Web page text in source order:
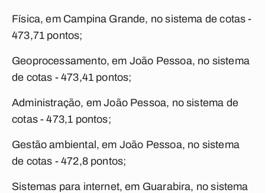
Física, em Campina Grande, no sistema de cotas -
473,71 pontos;
Geoprocessamento, em João Pessoa, no sistema
de cotas - 473,41 pontos;
Administração, em João Pessoa, no sistema de
cotas - 473,1 pontos;
Gestão ambiental, em João Pessoa, no sistema
de cotas - 472,8 pontos;
Sistemas para internet, em Guarabira, no sistema